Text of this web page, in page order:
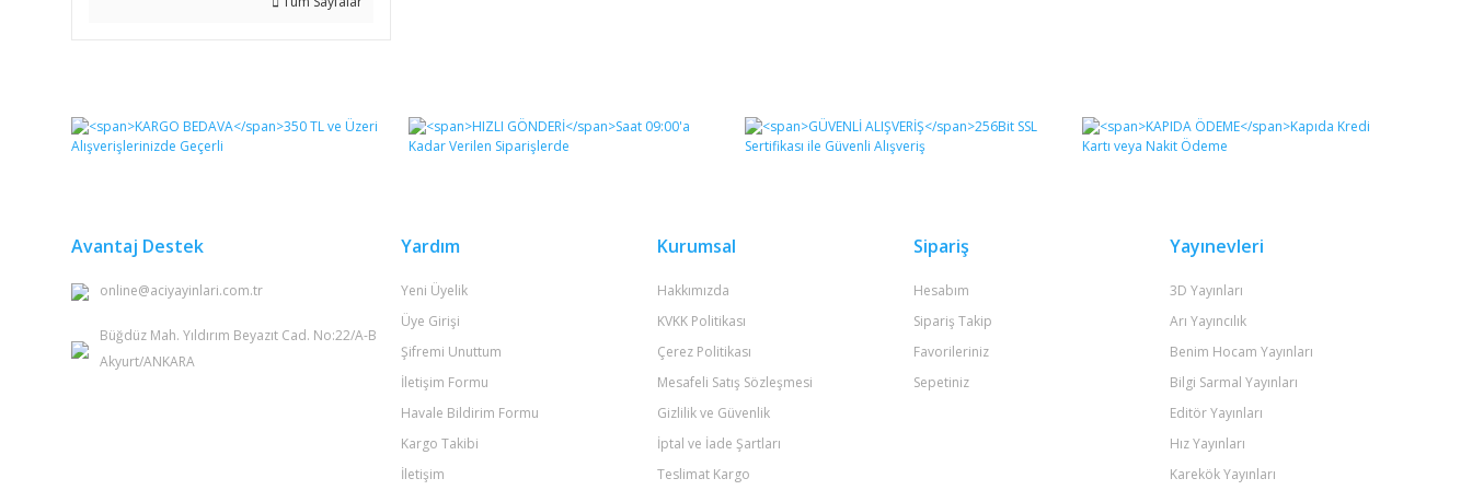
Avantaj Destek
online@aciyayinlari.com.tr
Büğdüz Mah. Yıldırım Beyazıt Cad. No:22/A-B
Akyurt/ANKARA
Yardım
Yeni Üyelik
Üye Girişi
Şifremi Unuttum
İletişim Formu
Havale Bildirim Formu
Kargo Takibi
İletişim
Kurumsal
Hakkımızda
KVKK Politikası
Çerez Politikası
Mesafeli Satış Sözleşmesi
Gizlilik ve Güvenlik
İptal ve İade Şartları
Teslimat Kargo
Sipariş
Hesabım
Sipariş Takip
Favorileriniz
Sepetiniz
Yayınevleri
3D Yayınları
Arı Yayıncılık
Benim Hocam Yayınları
Bilgi Sarmal Yayınları
Editör Yayınları
Hız Yayınları
Karekök Yayınları